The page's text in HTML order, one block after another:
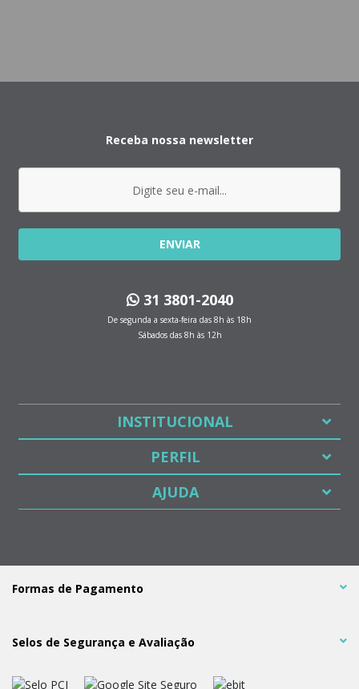
Receba nossa newsletter
ENVIAR
31 3801-2040
De segunda a sexta-feira das 8h às 18h
Sábados das 8h às 12h
INSTITUCIONAL
PERFIL
AJUDA
Formas de Pagamento
Selos de Segurança e Avaliação